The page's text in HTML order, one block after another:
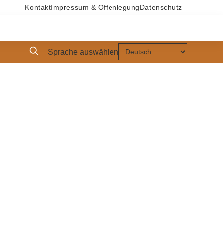
Kontakt Impressum & Offenlegung Datenschutz
Sprache auswählen